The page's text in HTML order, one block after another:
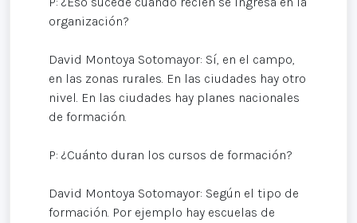
organización?
David Montoya Sotomayor: Sí, en el campo,
en las zonas rurales. En las ciudades hay otro
nivel. En las ciudades hay planes nacionales
de formación.
P: ¿Cuánto duran los cursos de formación?
David Montoya Sotomayor: Según el tipo de
formación. Por ejemplo hay escuelas de